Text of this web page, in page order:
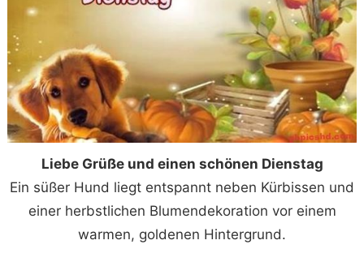
Liebe Grüße und einen schönen Dienstag
Ein süßer Hund liegt entspannt neben Kürbissen und
einer herbstlichen Blumendekoration vor einem
warmen, goldenen Hintergrund.